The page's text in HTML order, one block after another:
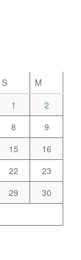
S
M
1
2
8
9
15
16
22
23
29
30